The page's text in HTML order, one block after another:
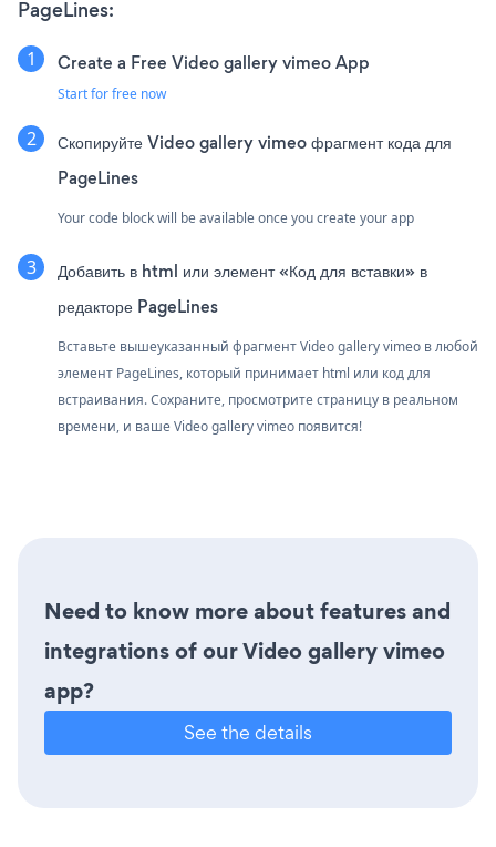
PageLines:
Create a Free Video gallery vimeo App
Start for free now
Скопируйте Video gallery vimeo фрагмент кода для
PageLines
Your code block will be available once you create your app
Добавить в html или элемент «Код для вставки» в
редакторе PageLines
Вставьте вышеуказанный фрагмент Video gallery vimeo в любой
элемент PageLines, который принимает html или код для
встраивания. Сохраните, просмотрите страницу в реальном
времени, и ваше Video gallery vimeo появится!
Need to know more about features and
integrations of our Video gallery vimeo
app?
See the details